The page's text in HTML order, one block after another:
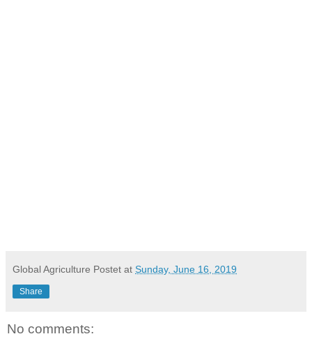
Global Agriculture Postet at Sunday, June 16, 2019
Share
No comments: